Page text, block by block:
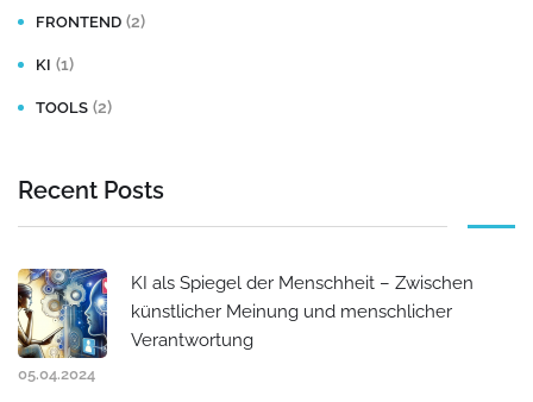
FRONTEND (2)
KI (1)
TOOLS (2)
Recent Posts
KI als Spiegel der Menschheit – Zwischen
künstlicher Meinung und menschlicher
Verantwortung
05.04.2024